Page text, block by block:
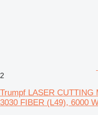
2
Trumpf LASER CUTTING
3030 FIBER (L49), 6000